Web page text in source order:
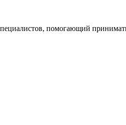
помогающий